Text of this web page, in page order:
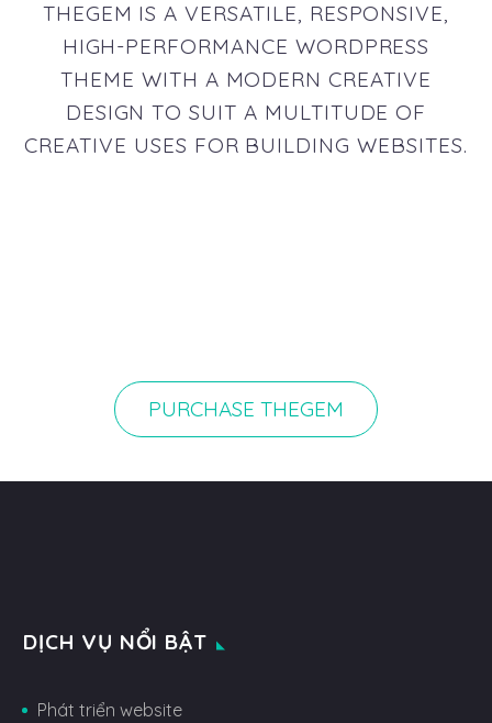
THEGEM IS A VERSATILE, RESPONSIVE,
HIGH-PERFORMANCE WORDPRESS
THEME WITH A MODERN CREATIVE
DESIGN TO SUIT A MULTITUDE OF
CREATIVE USES FOR BUILDING WEBSITES.
PURCHASE THEGEM
DỊCH VỤ NỔI BẬT
Phát triển website